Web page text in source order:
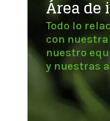
Área de
Todo lo
con
nuestro
y nuestras